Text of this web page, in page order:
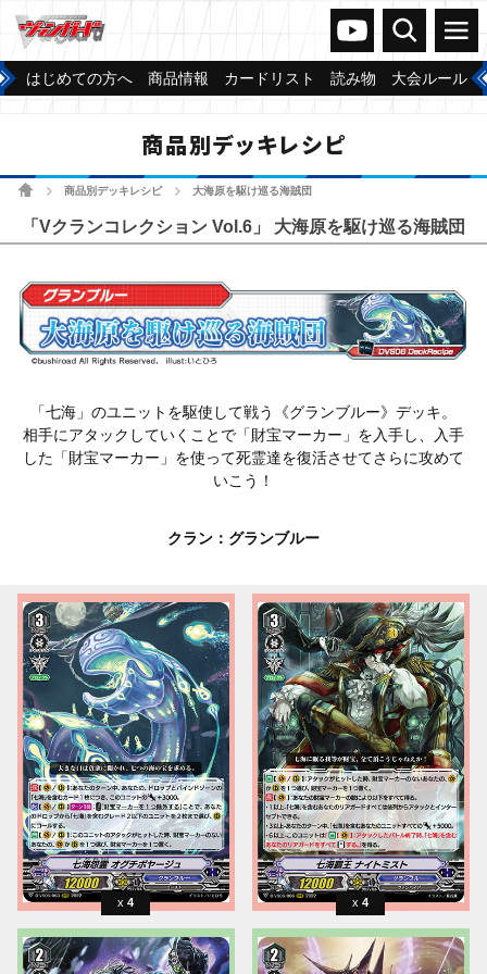
ヴァンガードch
検索 メニュー
はじめての方へ 商品情報 カードリスト 読み物 大会ルール
商品別デッキレシピ
ホーム商品別デッキレシピ 大海原を駆け巡る海賊団
「Vクランコレクション Vol.6」 大海原を駆け巡る海賊団
「七海」のユニットを駆使して戦う《グランブルー》デッキ。
相手にアタックしていくことで「財宝マーカー」を入手し、入手
した「財宝マーカー」を使って死霊達を復活させてさらに攻めて
いこう！
クラン：グランブルー
4 4